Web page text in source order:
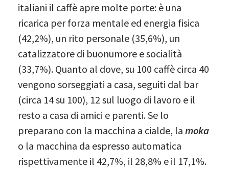
italiani il caffè apre molte porte: è una
ricarica per forza mentale ed energia fisica
(42,2%), un rito personale (35,6%), un
catalizzatore di buonumore e socialità
(33,7%). Quanto al dove, su 100 caffè circa 40
vengono sorseggiati a casa, seguiti dal bar
(circa 14 su 100), 12 sul luogo di lavoro e il
resto a casa di amici e parenti. Se lo
preparano con la macchina a cialde, la moka
o la macchina da espresso automatica
rispettivamente il 42,7%, il 28,8% e il 17,1%.